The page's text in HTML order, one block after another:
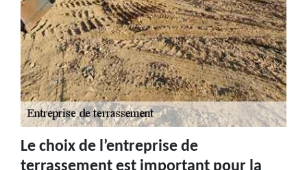
Le choix de l’entreprise de
terrassement est important pour la